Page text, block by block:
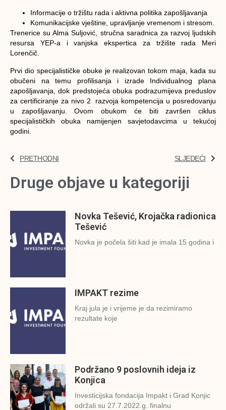
Informacije o tržištu rada i aktivna politika zapošljavanja
Komunikacijske vještine, upravljanje vremenom i stresom.
Trenerice su Alma Suljović, stručna saradnica za razvoj ljudskih
resursa YEP-a i vanjska ekspertica za tržište rada Meri
Lorenčič.
Prvi dio specijalističke obuke je realizovan tokom maja, kada su
obučeni na temu profilisanja i izrade Individualnog plana
zapošljavanja, dok predstojeća obuka podrazumijeva preduslov
za certificiranje za nivo 2 razvoja kompetencija u posredovanju
u zapošljavanju. Ovom obukom će biti završen ciklus
specijalističkih obuka namijenjen savjetodavcima u tekućoj
godini.
PRETHODNI SLJEDEĆI
Druge objave u kategoriji
Novka Tešević, Krojačka radionica
Tešević
Novka je počela šiti kad je imala 15 godina i
IMPAKT rezime
Kraj jula je i vrijeme je da rezimiramo
rezultate koje
Podržano 9 poslovnih ideja iz
Konjica
Investicijska fondacija Impakt i Grad Konjic
održali su 27.7.2022.g. finalnu